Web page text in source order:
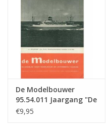
De Modelbouwer
95.54.011 Jaargang "De
Modelbouwer" Editie :
€9,95